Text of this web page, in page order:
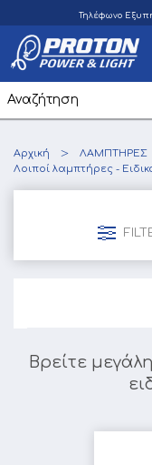
Τηλέφωνο
Σύνδεση
Αρχική
ΛΑΜΠΤΗΡΕΣ
Λοιποί λαμπτήρες -
Βρείτε